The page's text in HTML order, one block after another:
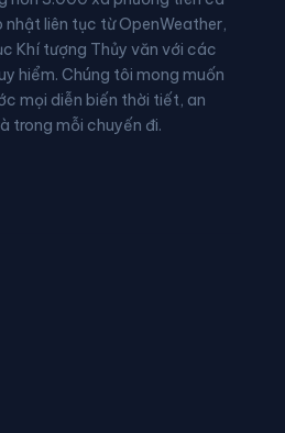
Phường Thuận Hưng
Phường Vị Tân
Phường Vĩnh Châu
nhật liên tục từ OpenWeather,
Khí tượng Thủy văn với các
hiểm. Chúng tôi mong muốn
mọi diễn biến thời tiết, an
trong mỗi chuyến đi.